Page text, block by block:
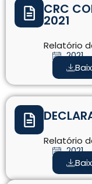
CRC
2021
Relatório
2021
Relatório
2021